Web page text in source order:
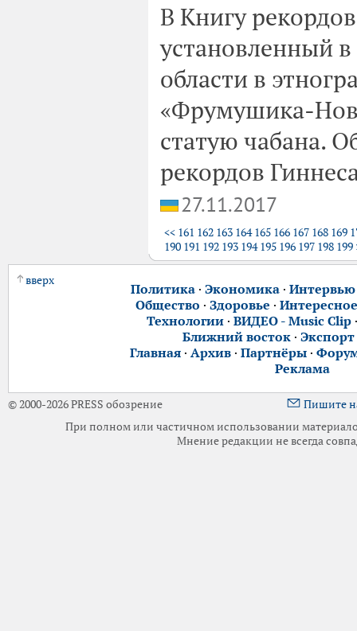
В Книгу
установленный
области в
«Фрумушика-
статую чабана.
рекордов
27.11.2017
<< 161 162 163 164 165 166 167 168 169
190 191 192 193 194 195 196 197 198 199
вверх
Политика· Экономика· Интервью
Общество · Здоровье · Интересное
Технологии· ВИДЕО - Music Clip
Ближний восток ·
Главная· Архив· Партнёры·
Реклама
© 2000-2026 PRESS обозрение
Пишите
При полном или частичном использовании
Мнение редакции не всегда